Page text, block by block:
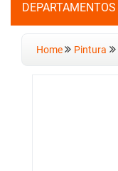
DEPARTAMENTOS
Home Pintura